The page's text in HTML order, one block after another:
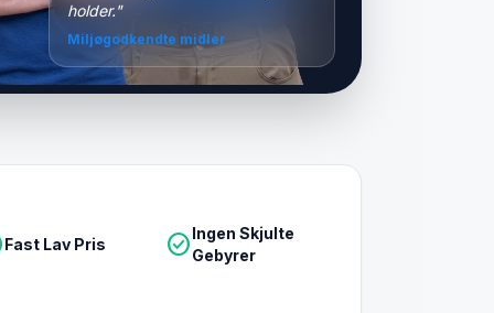
holder."
Miljøgodkendte midler
Fast Lav Pris check_circleIngen Skjulte
Gebyrer